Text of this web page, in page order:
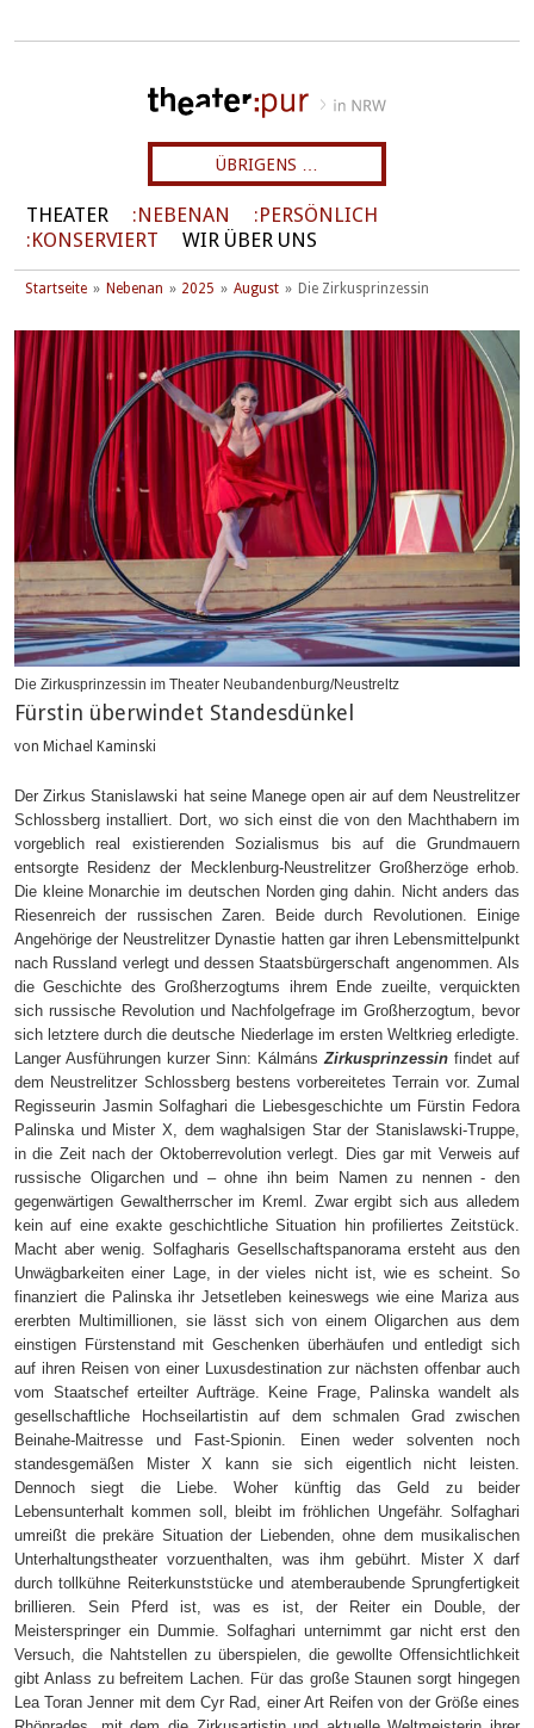
ÜBRIGENS …
THEATER NEBENAN
PERSÖNLICH
KONSERVIERT
WIR ÜBER UNS
Startseite Nebenan 2025 August Die Zirkusprinzessin
Die Zirkusprinzessin im Theater Neubandenburg/Neustreltz
Fürstin überwindet Standesdünkel
von Michael Kaminski
Der Zirkus Stanislawski hat seine Manege open air auf dem Neustrelitzer
Schlossberg installiert. Dort, wo sich einst die von den Machthabern im
vorgeblich real existierenden Sozialismus bis auf die Grundmauern
entsorgte Residenz der Mecklenburg-Neustrelitzer Großherzöge erhob.
Die kleine Monarchie im deutschen Norden ging dahin. Nicht anders das
Riesenreich der russischen Zaren. Beide durch Revolutionen. Einige
Angehörige der Neustrelitzer Dynastie hatten gar ihren Lebensmittelpunkt
nach Russland verlegt und dessen Staatsbürgerschaft angenommen. Als
die Geschichte des Großherzogtums ihrem Ende zueilte, verquickten
sich russische Revolution und Nachfolgefrage im Großherzogtum, bevor
sich letztere durch die deutsche Niederlage im ersten Weltkrieg erledigte.
Langer Ausführungen kurzer Sinn: KálmánsZirkusprinzessin findet auf
dem Neustrelitzer Schlossberg bestens vorbereitetes Terrain vor. Zumal
Regisseurin Jasmin Solfaghari die Liebesgeschichte um Fürstin Fedora
Palinska und Mister X, dem waghalsigen Star der Stanislawski-Truppe,
in die Zeit nach der Oktoberrevolution verlegt. Dies gar mit Verweis auf
russische Oligarchen und – ohne ihn beim Namen zu nennen - den
gegenwärtigen Gewaltherrscher im Kreml. Zwar ergibt sich aus alledem
kein auf eine exakte geschichtliche Situation hin profiliertes Zeitstück.
Macht aber wenig. Solfagharis Gesellschaftspanorama ersteht aus den
Unwägbarkeiten einer Lage, in der vieles nicht ist, wie es scheint. So
finanziert die Palinska ihr Jetsetleben keineswegs wie eine Mariza aus
ererbten Multimillionen, sie lässt sich von einem Oligarchen aus dem
einstigen Fürstenstand mit Geschenken überhäufen und entledigt sich
auf ihren Reisen von einer Luxusdestination zur nächsten offenbar auch
vom Staatschef erteilter Aufträge. Keine Frage, Palinska wandelt als
gesellschaftliche Hochseilartistin auf dem schmalen Grad zwischen
Beinahe-Maitresse und Fast-Spionin. Einen weder solventen noch
standesgemäßen Mister X kann sie sich eigentlich nicht leisten.
Dennoch siegt die Liebe. Woher künftig das Geld zu beider
Lebensunterhalt kommen soll, bleibt im fröhlichen Ungefähr. Solfaghari
umreißt die prekäre Situation der Liebenden, ohne dem musikalischen
Unterhaltungstheater vorzuenthalten, was ihm gebührt. Mister X darf
durch tollkühne Reiterkunststücke und atemberaubende Sprungfertigkeit
brillieren. Sein Pferd ist, was es ist, der Reiter ein Double, der
Meisterspringer ein Dummie. Solfaghari unternimmt gar nicht erst den
Versuch, die Nahtstellen zu überspielen, die gewollte Offensichtlichkeit
gibt Anlass zu befreitem Lachen. Für das große Staunen sorgt hingegen
Lea Toran Jenner mit dem Cyr Rad, einer Art Reifen von der Größe eines